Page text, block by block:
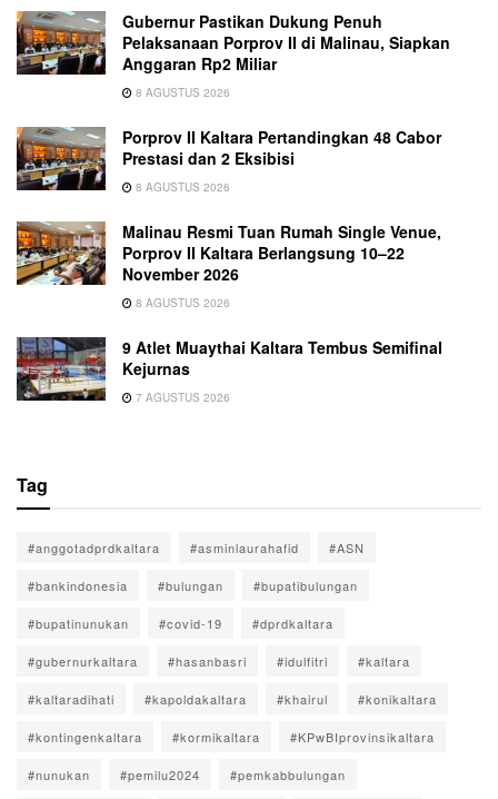
Gubernur Pastikan Dukung Penuh
Pelaksanaan Porprov II di Malinau, Siapkan
Anggaran Rp2 Miliar
8 AGUSTUS 2026
Porprov II Kaltara Pertandingkan 48 Cabor
Prestasi dan 2 Eksibisi
8 AGUSTUS 2026
Malinau Resmi Tuan Rumah Single Venue,
Porprov II Kaltara Berlangsung 10–22
November 2026
8 AGUSTUS 2026
9 Atlet Muaythai Kaltara Tembus Semifinal
Kejurnas
7 AGUSTUS 2026
Tag
#anggotadprdkaltara #asminlaurahafid #ASN
#bankindonesia #bulungan #bupatibulungan
#bupatinunukan #covid-19 #dprdkaltara
#gubernurkaltara #hasanbasri #idulfitri #kaltara
#kaltaradihati #kapoldakaltara #khairul #konikaltara
#kontingenkaltara #kormikaltara #KPwBIprovinsikaltara
#nunukan #pemilu2024 #pemkabbulungan